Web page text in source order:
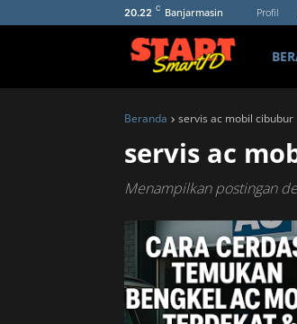
20.22 C Banjarmasin Profil
Beranda servis ac mobil cibubur
servis ac
Menampilkan postingan